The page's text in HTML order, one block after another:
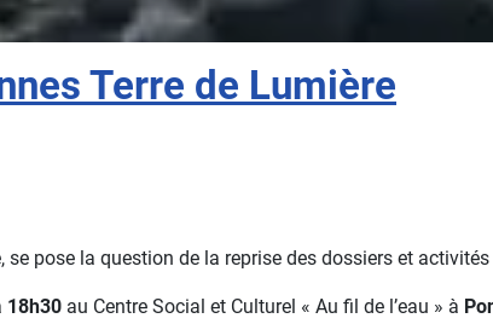
Terre de Lumière
pose la question de la reprise des dossiers et
18h30 au Centre Social et Culturel « Au fil de l’eau » à